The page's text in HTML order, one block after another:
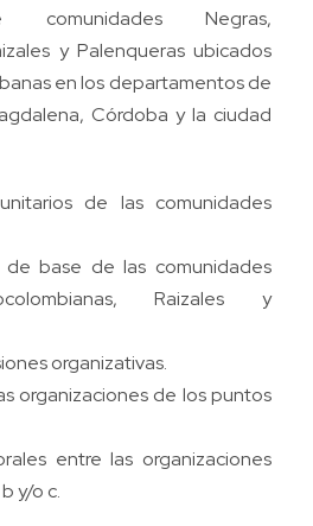
comunidades Negras,
y Palenqueras ubicados
en los departamentos de
Córdoba y la ciudad
de las comunidades
de base de las comunidades
Raizales y
organizativas.
organizaciones de los puntos
entre las organizaciones
y/o c.